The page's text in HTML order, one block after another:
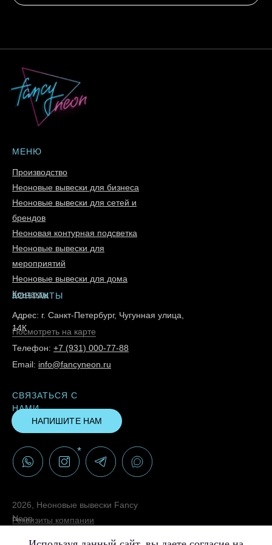
МЕНЮ
Производство
Неоновые вывески для бизнеса
Неоновые вывески для сетей и
брендов
Неоновая контурная подсветка
Неоновые вывески для
мероприятий
Неоновые вывески для дома
Контакты
КОНТАКТЫ
Посмотреть на карте
Адрес: г. Санкт-Петербург, Чугунная улица,
14К
Телефон: +7 (931) 000-77-88
Email: info@fancyneon.ru
Реквизиты компании
2026, Неоновые вывески Fancy
Neon
СВЯЗАТЬСЯ С
НАМИ
НАПИШИТЕ НАМ
*